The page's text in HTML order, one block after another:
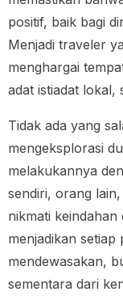
positif, baik bagi
Menjadi traveler
menghargai
adat istiadat lokal,
Tidak ada yang
mengeksplorasi
melakukannya
sendiri, orang
nikmati keindahan
menjadikan setiap
mendewasakan,
sementara dari